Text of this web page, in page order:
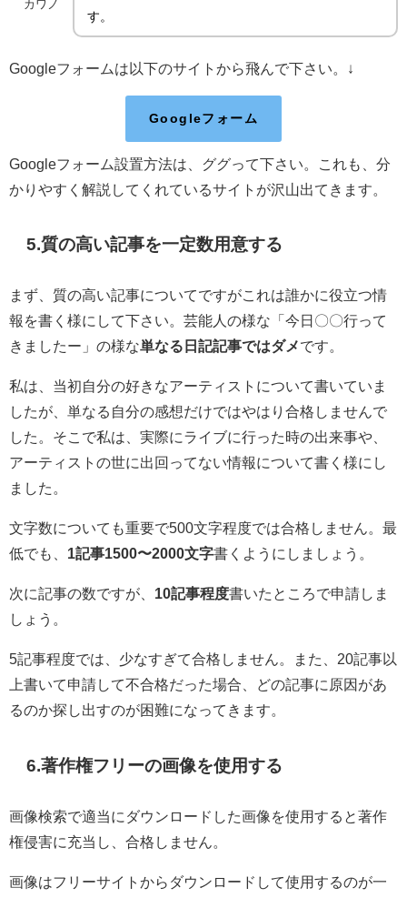
カワノ
す。
Googleフォームは以下のサイトから飛んで下さい。↓
Googleフォーム
Googleフォーム設置方法は、ググって下さい。これも、分
かりやすく解説してくれているサイトが沢山出てきます。
5.質の高い記事を一定数用意する
まず、質の高い記事についてですがこれは誰かに役立つ情
報を書く様にして下さい。芸能人の様な「今日〇〇行って
きましたー」の様な単なる日記記事ではダメです。
私は、当初自分の好きなアーティストについて書いていま
したが、単なる自分の感想だけではやはり合格しませんで
した。そこで私は、実際にライブに行った時の出来事や、
アーティストの世に出回ってない情報について書く様にし
ました。
文字数についても重要で500文字程度では合格しません。最
低でも、 1記事1500〜2000文字書くようにしましょう。
次に記事の数ですが、 10記事程度書いたところで申請しま
しょう。
5記事程度では、少なすぎて合格しません。また、20記事以
上書いて申請して不合格だった場合、どの記事に原因があ
るのか探し出すのが困難になってきます。
6.著作権フリーの画像を使用する
画像検索で適当にダウンロードした画像を使用すると著作
権侵害に充当し、合格しません。
画像はフリーサイトからダウンロードして使用するのが一